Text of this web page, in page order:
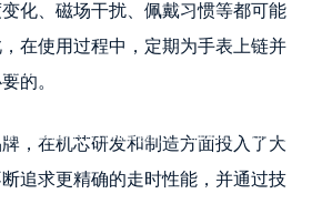
地亚误差几秒机械
以其独特的设计和卓越的工艺而闻名。然而，对
化、磁场干扰、佩戴习惯等都可能
在使用过程中，定期为手表上链并
的。
，在机芯研发和制造方面投入了大
追求更精确的走时性能，并通过技